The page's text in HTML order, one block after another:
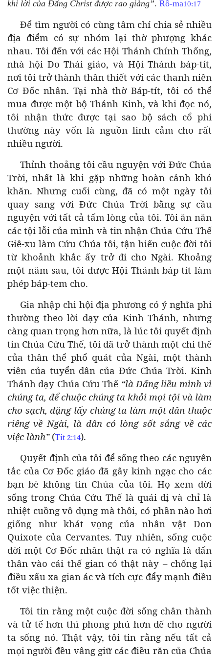
khi lời của Đấng Christ được rao giảng”. Rô-ma10:17
Để tìm người có cùng tâm chí chia sẻ nhiều
địa điểm có sự nhóm lại thờ phượng khác
nhau. Tôi đến với các Hội Thánh Chính Thống,
nhà hội Do Thái giáo, và Hội Thánh báp-tít,
nơi tôi trở thành thân thiết với các thanh niên
Cơ Đốc nhân. Tại nhà thờ Báp-tít, tôi có thể
mua được một bộ Thánh Kinh, và khi đọc nó,
tôi nhận thức được tại sao bộ sách cổ phi
thường này vốn là nguồn linh cảm cho rất
nhiều người.
Thỉnh thoảng tôi cầu nguyện với Đức Chúa
Trời, nhất là khi gặp những hoàn cảnh khó
khăn. Nhưng cuối cùng, đã có một ngày tôi
quay sang với Đức Chúa Trời bằng sự cầu
nguyện với tất cả tấm lòng của tôi. Tôi ăn năn
các tội lỗi của mình và tin nhận Chúa Cứu Thế
Giê-xu làm Cứu Chúa tôi, tận hiến cuộc đời tôi
từ khoảnh khắc ấy trở đi cho Ngài. Khoảng
một năm sau, tôi được Hội Thánh báp-tít làm
phép báp-tem cho.
Gia nhập chi hội địa phương có ý nghĩa phi
thường theo lời dạy của Kinh Thánh, nhưng
càng quan trọng hơn nữa, là lúc tôi quyết định
tin Chúa Cứu Thế, tôi đã trở thành một chi thể
của thân thể phổ quát của Ngài, một thành
viên của tuyển dân của Đức Chúa Trời. Kinh
Thánh dạy Chúa Cứu Thế “là Đấng liều mình vì
chúng ta, để chuộc chúng ta khỏi mọi tội và làm
cho sạch, đặng lấy chúng ta làm một dân thuộc
riêng về Ngài, là dân có lòng sốt sắng về các
việc lành”(Tít 2:14).
Quyết định của tôi để sống theo các nguyên
tắc của Cơ Đốc giáo đã gây kinh ngạc cho các
bạn bè không tin Chúa của tôi. Họ xem đời
sống trong Chúa Cứu Thế là quái dị và chỉ là
nhiệt cuồng vô dụng mà thôi, có phần nào hơi
giống như khát vọng của nhân vật Don
Quixote của Cervantes. Tuy nhiên, sống cuộc
đời một Cơ Đốc nhân thật ra có nghĩa là dấn
thân vào cái thế gian có thật này – chống lại
điều xấu xa gian ác và tích cực đẩy mạnh điều
tốt việc thiện.
Tôi tin rằng một cuộc đời sống chân thành
và tử tế hơn thì phong phú hơn để cho người
ta sống nó. Thật vậy, tôi tin rằng nếu tất cả
mọi người đều vâng giữ các điều răn của Chúa